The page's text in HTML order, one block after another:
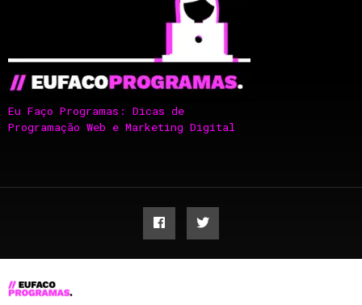
Eu Faço Programas: Dicas de
Programação Web e Marketing Digital